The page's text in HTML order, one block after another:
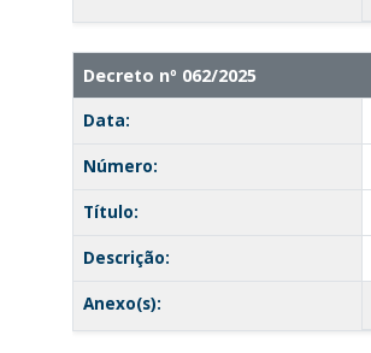
Decreto nº 062/2025
Data:
Número:
Título:
Descrição:
Anexo(s):